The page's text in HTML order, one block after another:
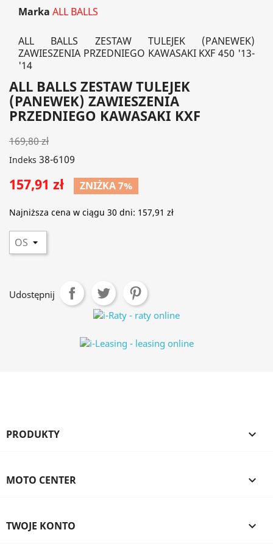
Marka ALL BALLS
ALL BALLS ZESTAW TULEJEK (PANEWEK)
ZAWIESZENIA PRZEDNIEGO KAWASAKI KXF 450 '13-
'14
ALL BALLS ZESTAW TULEJEK
(PANEWEK) ZAWIESZENIA
PRZEDNIEGO KAWASAKI KXF
169,80 zł
Indeks 38-6109
157,91 zł ZNIŻKA 7%
Najniższa cena w ciągu 30 dni: 157,91 zł
Udostępnij
PRODUKTY 
MOTO CENTER 
TWOJE KONTO 